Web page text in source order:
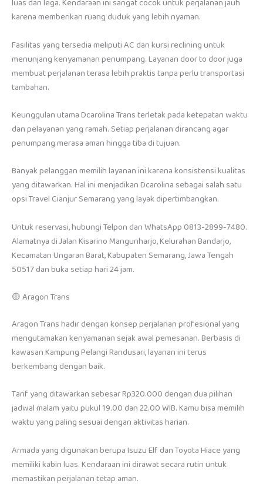
luas dan lega. Kendaraan ini sangat cocok untuk perjalanan jauh
karena memberikan ruang duduk yang lebih nyaman.
Fasilitas yang tersedia meliputi AC dan kursi reclining untuk
menunjang kenyamanan penumpang. Layanan door to door juga
membuat perjalanan terasa lebih praktis tanpa perlu transportasi
tambahan.
Keunggulan utama Dcarolina Trans terletak pada ketepatan waktu
dan pelayanan yang ramah. Setiap perjalanan dirancang agar
penumpang merasa aman hingga tiba di tujuan.
Banyak pelanggan memilih layanan ini karena konsistensi kualitas
yang ditawarkan. Hal ini menjadikan Dcarolina sebagai salah satu
opsi Travel Cianjur Semarang yang layak dipertimbangkan.
Untuk reservasi, hubungi Telpon dan WhatsApp 0813-2899-7480.
Alamatnya di Jalan Kisarino Mangunharjo, Kelurahan Bandarjo,
Kecamatan Ungaran Barat, Kabupaten Semarang, Jawa Tengah
50517 dan buka setiap hari 24 jam.
🟡 Aragon Trans
Aragon Trans hadir dengan konsep perjalanan profesional yang
mengutamakan kenyamanan sejak awal pemesanan. Berbasis di
kawasan Kampung Pelangi Randusari, layanan ini terus
berkembang dengan baik.
Tarif yang ditawarkan sebesar Rp320.000 dengan dua pilihan
jadwal malam yaitu pukul 19.00 dan 22.00 WIB. Kamu bisa memilih
waktu yang paling sesuai dengan aktivitas harian.
Armada yang digunakan berupa Isuzu Elf dan Toyota Hiace yang
memiliki kabin luas. Kendaraan ini dirawat secara rutin untuk
memastikan perjalanan tetap aman.